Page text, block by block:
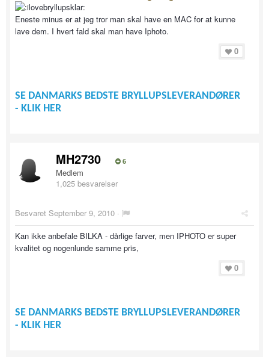
Eneste minus er at jeg tror man skal have en MAC for at kunne
lave dem. I hvert fald skal man have Iphoto.
0
SE DANMARKS BEDSTE BRYLLUPSLEVERANDØRER
- KLIK HER
MH2730 6
Medlem
1,025 besvarelser
Besvaret September 9, 2010 ·
Kan ikke anbefale BILKA - dårlige farver, men IPHOTO er super
kvalitet og nogenlunde samme pris,
0
SE DANMARKS BEDSTE BRYLLUPSLEVERANDØRER
- KLIK HER